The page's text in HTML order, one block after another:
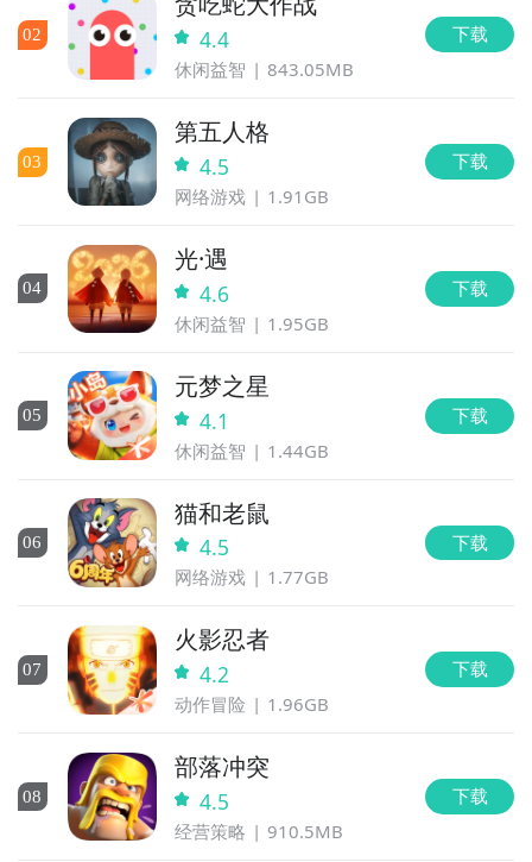
福利礼包免费领
官方
试提醒了，通过在九游APP中搜索“虚环之璃：终末弹
刃”，点击右边的【订阅】或者是【开测提醒】，订阅游
戏就不会错过最先的下载机会了咯！
九游APP
玩新游 上九游
全球好
游抢先下
福利礼包免费领
02 4.4
休闲益智 843.05MB
下载
03
第五人格
4.5
网络游戏 1.91GB
下载
04
光·遇
4.6
休闲益智 1.95GB
下载
05
元梦之星
4.1
休闲益智 1.44GB
下载
06
猫和老鼠
4.5
网络游戏 1.77GB
下载
07
火影忍者
4.2
动作冒险 1.96GB
下载
08
部落冲突
4.5
经营策略 910.5MB
下载